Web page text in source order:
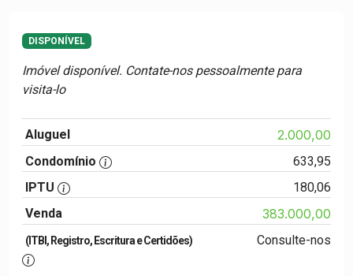
DISPONÍVEL
Imóvel disponível. Contate-nos pessoalmente para
visita-lo
Aluguel 2.000,00
Condomínio
633,95
IPTU
180,06
Venda
383.000,00
(ITBI, Registro, Escritura e Certidões) Consulte-nos